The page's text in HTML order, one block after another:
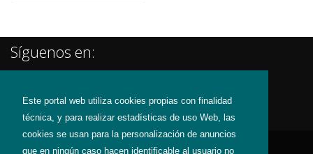
Este portal web utiliza cookies propias con finalidad
técnica, y para realizar estadísticas de uso Web, las
cookies se usan para la personalización de anuncios
que en ningún caso hacen identificable al usuario no
Síguenos en: